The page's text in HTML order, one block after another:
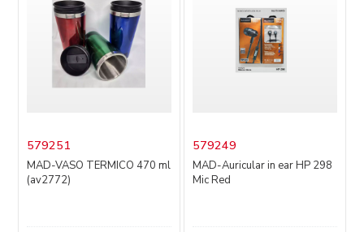
579251
MAD-VASO TERMICO 470 ml
(av2772)
579249
MAD-Auricular in ear HP 298
Mic Red